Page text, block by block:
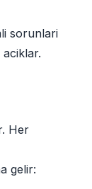
sorunlari
Her
gelir: